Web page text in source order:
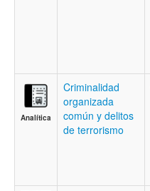
Analítica
Criminalidad
organizada
común y delitos
de terrorismo